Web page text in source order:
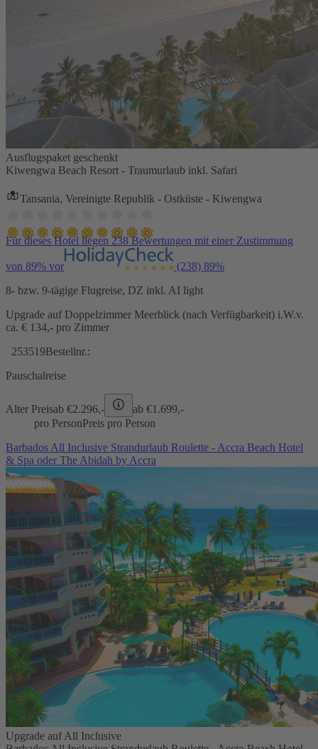
Ausflugspaket geschenkt
Kiwengwa Beach Resort - Traumurlaub inkl. Safari
Tansania, Vereinigte Republik - Ostküste - Kiwengwa
Für dieses Hotel liegen 238 Bewertungen mit einer Zustimmung
von 89% vor (238) 89%
8- bzw. 9-tägige Flugreise, DZ inkl. AI light
Upgrade auf Doppelzimmer Meerblick (nach Verfügbarkeit) i.W.v.
ca. € 134,- pro Zimmer
253519Bestellnr.:
Pauschalreise
Alter Preisab €2.296,- ab €1.699,-
pro PersonPreis pro Person
Barbados All Inclusive Strandurlaub Roulette - Accra Beach Hotel
& Spa oder The Abidah by Accra
Upgrade auf All Inclusive